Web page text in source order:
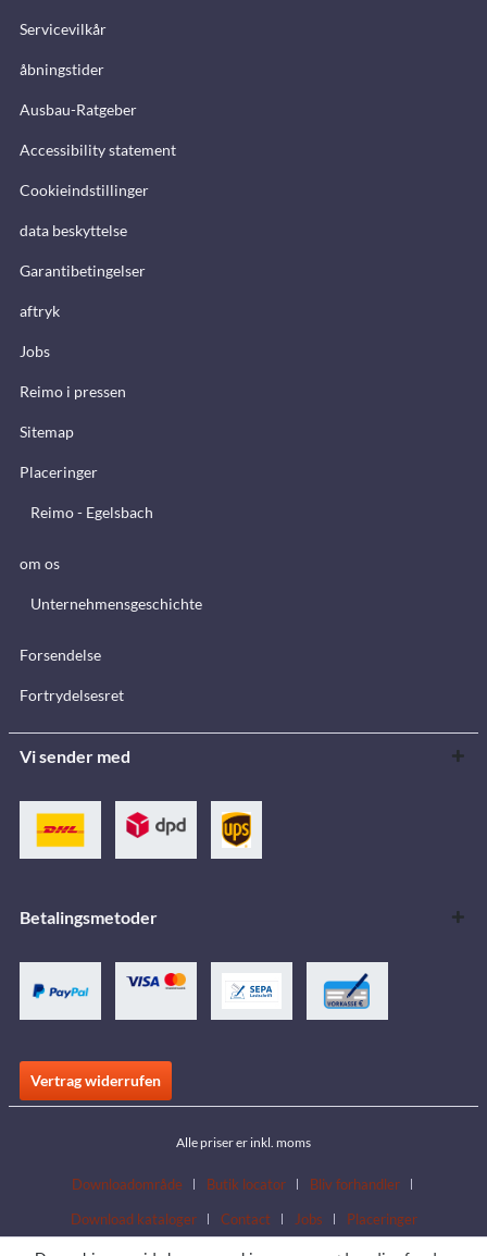
Servicevilkår
åbningstider
Ausbau-Ratgeber
Accessibility statement
Cookieindstillinger
data beskyttelse
Garantibetingelser
aftryk
Jobs
Reimo i pressen
Sitemap
Placeringer
Reimo - Egelsbach
om os
Unternehmensgeschichte
Forsendelse
Fortrydelsesret
Vi sender med
Betalingsmetoder
Vertrag widerrufen
Alle priser er inkl. moms
Downloadområde Butik locator
Bliv forhandler
Download kataloger
Contact Jobs Placeringer